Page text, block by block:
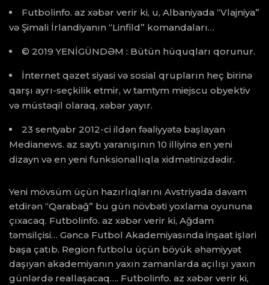
Futbolinfo. az xəbər verir ki, u, Albaniyada “Vlajniya”
və Şimali İrlandiyanın “Linfild” komandaları…
© 2019 YENİGÜNDƏM : Bütün hüquqları qorunur.
İnternet qəzet siyasi və sosial qrupların heç birinə
qarşı ayrı-seçkilik etmir, w tamtym miejscu obyektiv
və müstəqil olaraq, xəbər yayır.
23 sentyabr 2012-ci ildən fəaliyyətə başlayan
Medianews. az saytı yaranışının 10 illiyinə en yeni
dizayn və en yeni funksionallıqla xidmətinizdədir.
Yeni mövsüm üçün hazırlıqlarını Avstriyada davam
etdirən “Qarabağ” bu gün növbəti yoxlama oyununa
çıxacaq. Futbolinfo. az xəbər verir ki, Ağdam
təmsilçisi… Gəncə Futbol Akademiyasında inşaat işləri
başa çatıb. Region futbolu üçün böyük əhəmiyyət
daşıyan akademiyanın yaxın zamanlarda açılışı yaxın
günlərdə reallaşacaq…. Futbolinfo. az xəbər verir ki,